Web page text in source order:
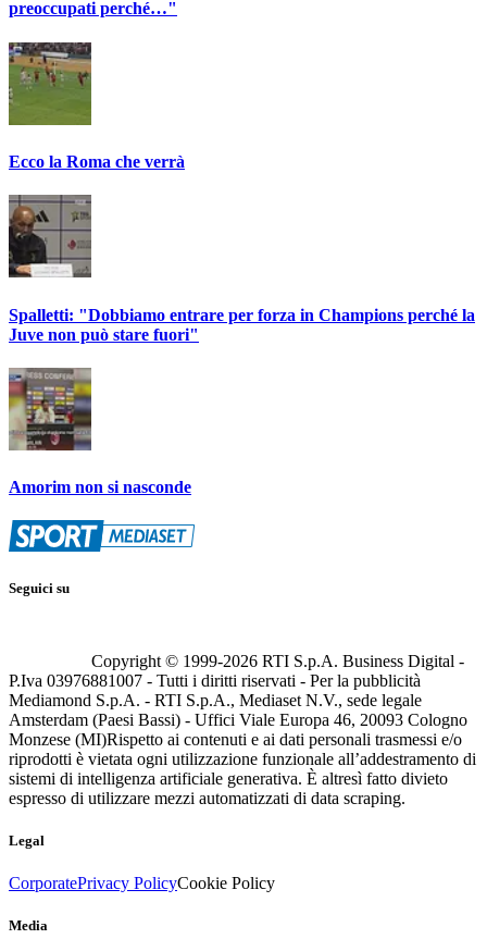
preoccupati perché…"
Ecco la Roma che verrà
Spalletti: "Dobbiamo entrare per forza in Champions perché la
Juve non può stare fuori"
Amorim non si nasconde
Seguici su
Copyright © 1999-2026 RTI S.p.A. Business Digital -
P.Iva 03976881007 - Tutti i diritti riservati - Per la pubblicità
Mediamond S.p.A. - RTI S.p.A., Mediaset N.V., sede legale
Amsterdam (Paesi Bassi) - Uffici Viale Europa 46, 20093 Cologno
Monzese (MI)Rispetto ai contenuti e ai dati personali trasmessi e/o
riprodotti è vietata ogni utilizzazione funzionale all’addestramento di
sistemi di intelligenza artificiale generativa. È altresì fatto divieto
espresso di utilizzare mezzi automatizzati di data scraping.
Legal
CorporatePrivacy PolicyCookie Policy
Media